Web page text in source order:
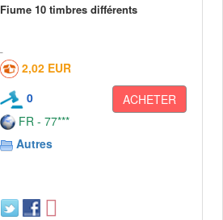
Fiume 10 timbres différents
2,02 EUR
0
ACHETER
FR - 77***
Autres